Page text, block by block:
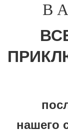
В
нашего